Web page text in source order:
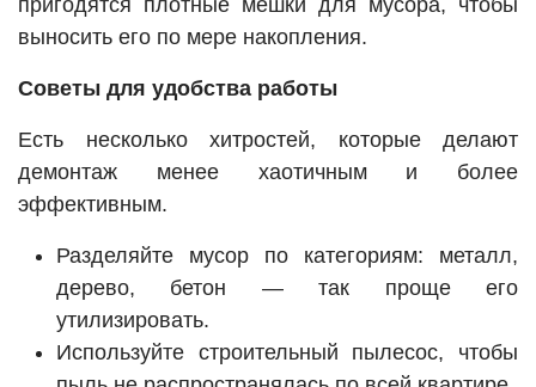
пригодятся плотные мешки для мусора, чтобы
выносить его по мере накопления.
Советы для удобства работы
Есть несколько хитростей, которые делают
демонтаж менее хаотичным и более
эффективным.
Разделяйте мусор по категориям: металл,
дерево, бетон — так проще его
утилизировать.
Используйте строительный пылесос, чтобы